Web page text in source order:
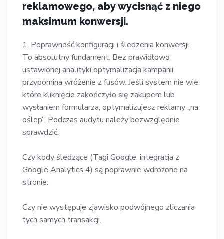
reklamowego, aby wycisnąć z niego
maksimum konwersji.
1. Poprawność konfiguracji i śledzenia konwersji
To absolutny fundament. Bez prawidłowo
ustawionej analityki optymalizacja kampanii
przypomina wróżenie z fusów. Jeśli system nie wie,
które kliknięcie zakończyło się zakupem lub
wysłaniem formularza, optymalizujesz reklamy „na
oślep”. Podczas audytu należy bezwzględnie
sprawdzić:
Czy kody śledzące (Tagi Google, integracja z
Google Analytics 4) są poprawnie wdrożone na
stronie.
Czy nie występuje zjawisko podwójnego zliczania
tych samych transakcji.